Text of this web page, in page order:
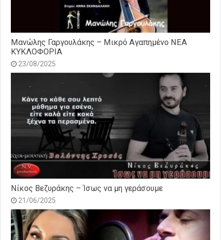
Μανώλης Γαργουλάκης – Μικρό Αγαπημένο NEΑ
ΚΥΚΛΟΦΟΡΙΑ
23/08/2025
Νίκος Βεζυράκης – Ίσως να μη γεράσουμε
21/06/2025